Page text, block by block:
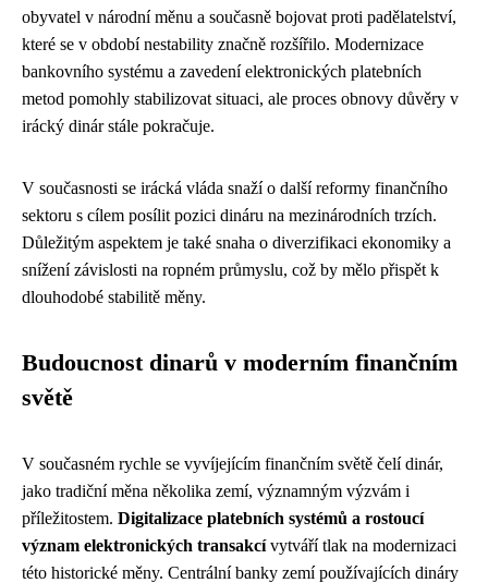
obyvatel v národní měnu a současně bojovat proti padělatelství,
které se v období nestability značně rozšířilo. Modernizace
bankovního systému a zavedení elektronických platebních
metod pomohly stabilizovat situaci, ale proces obnovy důvěry v
irácký dinár stále pokračuje.
V současnosti se irácká vláda snaží o další reformy finančního
sektoru s cílem posílit pozici dináru na mezinárodních trzích.
Důležitým aspektem je také snaha o diverzifikaci ekonomiky a
snížení závislosti na ropném průmyslu, což by mělo přispět k
dlouhodobé stabilitě měny.
Budoucnost dinarů v moderním finančním
světě
V současném rychle se vyvíjejícím finančním světě čelí dinár,
jako tradiční měna několika zemí, významným výzvám i
příležitostem. Digitalizace platebních systémů a rostoucí
význam elektronických transakcívytváří tlak na modernizaci
této historické měny. Centrální banky zemí používajících dináry